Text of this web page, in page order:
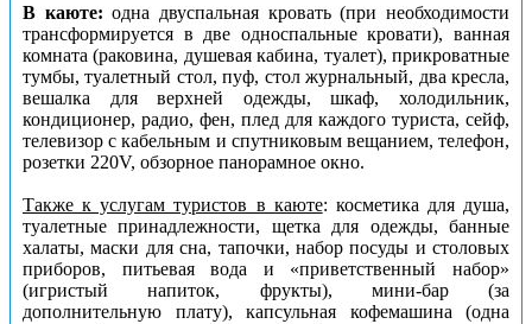
В каюте: одна двуспальная кровать (при необходимости
трансформируется в две односпальные кровати), ванная
комната (раковина, душевая кабина, туалет), прикроватные
тумбы, туалетный стол, пуф, стол журнальный, два кресла,
вешалка для верхней одежды, шкаф, холодильник,
кондиционер, радио, фен, плед для каждого туриста, сейф,
телевизор с кабельным и спутниковым вещанием, телефон,
розетки 220V, обзорное панорамное окно.
Также к услугам туристов в каюте: косметика для душа,
туалетные принадлежности, щетка для одежды, банные
халаты, маски для сна, тапочки, набор посуды и столовых
приборов, питьевая вода и «приветственный набор»
(игристый напиток, фрукты), мини-бар (за
дополнительную плату), капсульная кофемашина (одна